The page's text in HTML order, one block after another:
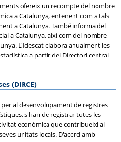
ofereix un recompte del nombre
a Catalunya, entenent com a tals
a Catalunya. També informa del
a Catalunya, així com del nombre
L'Idescat elabora anualment les
a partir del Directori central
(DIRCE)
al desenvolupament de registres
s'han de registrar totes les
econòmica que contribueixi al
unitats locals. D'acord amb